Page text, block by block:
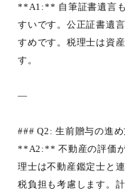
**A1:** 自筆証書遺言
すいです。公正証書遺
すめです。税理士は資
す。
—
### Q2: 生前贈与の進
**A2:** 不動産の評価
理士は不動産鑑定士と
税負担も考慮します。